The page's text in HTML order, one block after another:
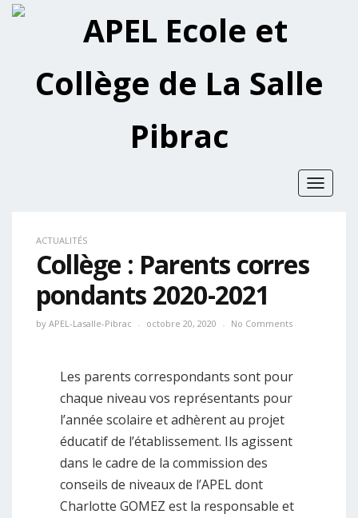
Toggle
ACTUALITÉS
Collège : Parents corres
pondants 2020-2021
by APEL-Lasalle-Pibrac octobre 20, 2020 No Comments
Les parents correspondants sont pour
chaque niveau vos représentants pour
l’année scolaire et adhèrent au projet
éducatif de l’établissement. Ils agissent
dans le cadre de la commission des
conseils de niveaux de l’APEL dont
Charlotte GOMEZ est la responsable et